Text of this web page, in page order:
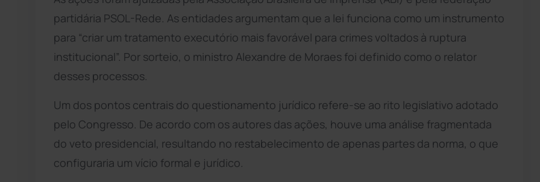
partidária PSOL-Rede. As entidades argumentam que a lei funciona como um instrumento
para “criar um tratamento executório mais favorável para crimes voltados à ruptura
institucional”. Por sorteio, o ministro Alexandre de Moraes foi definido como o relator
desses processos.
Um dos pontos centrais do questionamento jurídico refere-se ao rito legislativo adotado
pelo Congresso. De acordo com os autores das ações, houve uma análise fragmentada
do veto presidencial, resultando no restabelecimento de apenas partes da norma, o que
configuraria um vício formal e jurídico.